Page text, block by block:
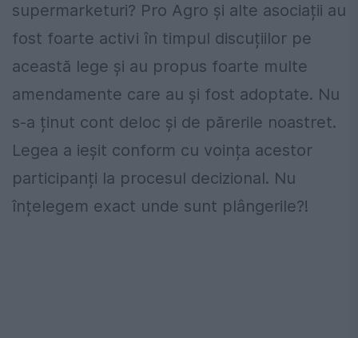
supermarketuri? Pro Agro și alte asociații au
fost foarte activi în timpul discuțiilor pe
această lege și au propus foarte multe
amendamente care au și fost adoptate. Nu
s-a ținut cont deloc și de părerile noastret.
Legea a ieșit conform cu voința acestor
participanți la procesul decizional. Nu
înțelegem exact unde sunt plângerile?!